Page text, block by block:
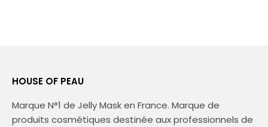
HOUSE OF PEAU
Marque N°1 de Jelly Mask en France. Marque de
produits cosmétiques destinée aux professionnels de